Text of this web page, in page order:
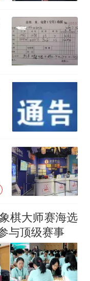
棋大师赛海选
与顶级赛事